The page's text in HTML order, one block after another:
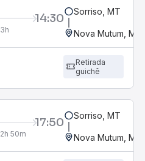
14:30
3h
Sorriso, MT
Nova Mutum, MT
Retirada
guichê
17:50
2h 50m
Sorriso, MT
Nova Mutum, MT